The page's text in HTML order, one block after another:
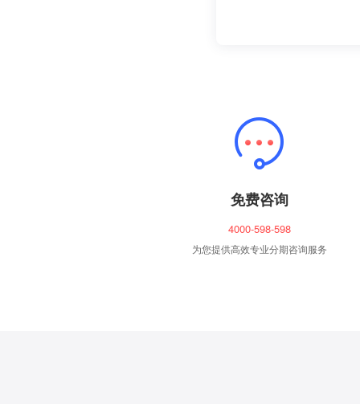
免费咨询
4000-598-598
为您提供高效专业分期咨询服务